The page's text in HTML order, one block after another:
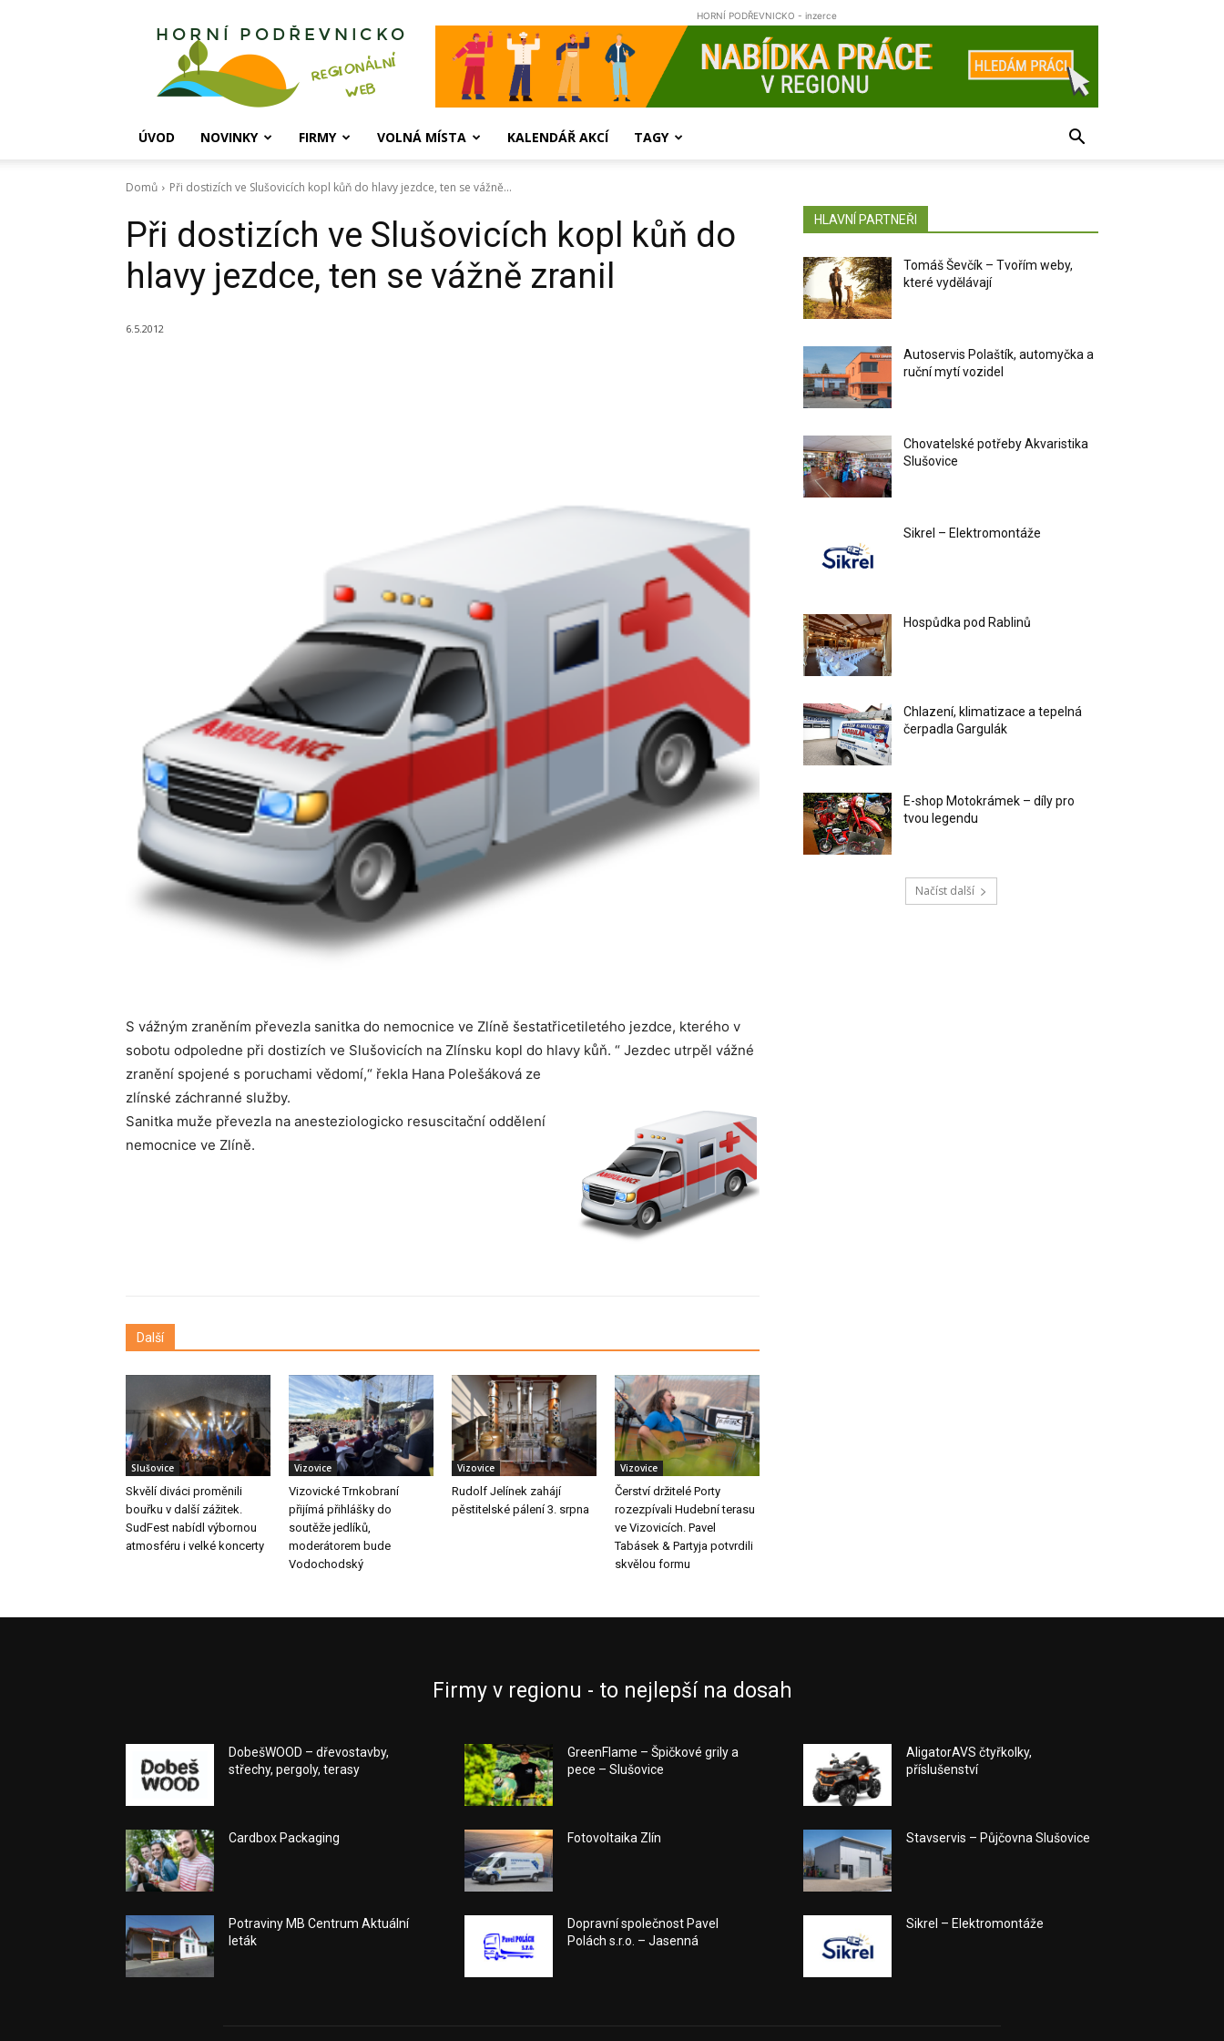
Horní
HORNÍ PODŘEVNICKO - inzerce
ÚVOD NOVINKY FIRMY VOLNÁ MÍSTA KALENDÁŘ AKCÍ TAGY
Domů Při dostizích ve Slušovicích kopl kůň do hlavy jezdce, ten se vážně...
Při dostizích ve Slušovicích kopl kůň do
hlavy jezdce, ten se vážně zranil
6.5.2012
S vážným zraněním převezla sanitka do nemocnice ve Zlíně šestatřicetiletého jezdce, kterého v
sobotu odpoledne při dostizích ve Slušovicích na Zlínsku kopl do hlavy kůň. “ Jezdec utrpěl vážné
zranění spojené s poruchami vědomí,“ řekla Hana Polešáková ze
zlínské záchranné služby.
Sanitka muže převezla na anesteziologicko resuscitační oddělení
nemocnice ve Zlíně.
Další
Slušovice
Skvělí diváci proměnili
bouřku v další zážitek.
SudFest nabídl výbornou
atmosféru i velké koncerty
Vizovice
Vizovické Trnkobraní
přijímá přihlášky do
soutěže jedlíků,
moderátorem bude
Vodochodský
Vizovice
Rudolf Jelínek zahájí
pěstitelské pálení 3. srpna
Vizovice
Čerství držitelé Porty
rozezpívali Hudební terasu
ve Vizovicích. Pavel
Tabásek & Partyja potvrdili
skvělou formu
HLAVNÍ PARTNEŘI
Tomáš Ševčík – Tvořím weby,
které vydělávají
Autoservis Polaštík, automyčka a
ruční mytí vozidel
Chovatelské potřeby Akvaristika
Slušovice
Sikrel – Elektromontáže
Hospůdka pod Rablinů
Chlazení, klimatizace a tepelná
čerpadla Gargulák
E-shop Motokrámek – díly pro
tvou legendu
Načíst další
Firmy v regionu - to nejlepší na dosah
DobešWOOD – dřevostavby,
střechy, pergoly, terasy
Cardbox Packaging
Potraviny MB Centrum Aktuální
leták
GreenFlame – Špičkové grily a
pece – Slušovice
Fotovoltaika Zlín
Dopravní společnost Pavel
Polách s.r.o. – Jasenná
AligatorAVS čtyřkolky,
příslušenství
Stavservis – Půjčovna Slušovice
Sikrel – Elektromontáže